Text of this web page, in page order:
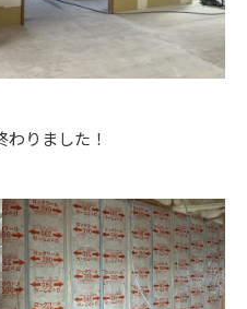
りました！